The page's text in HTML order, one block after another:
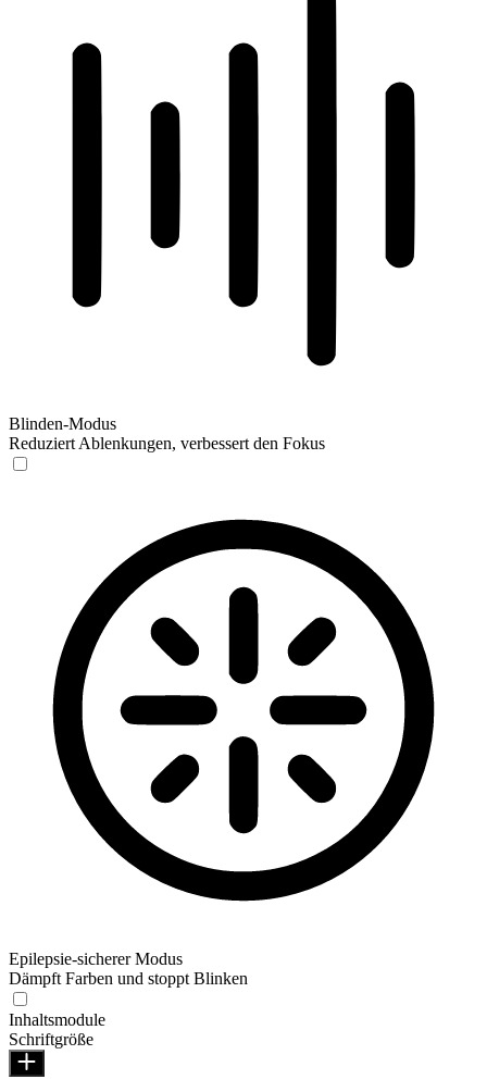
Blinden-Modus
Reduziert Ablenkungen, verbessert den Fokus
Epilepsie-sicherer Modus
Dämpft Farben und stoppt Blinken
Inhaltsmodule
Schriftgröße